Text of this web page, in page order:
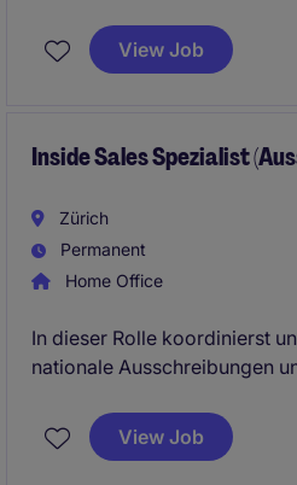
des affaires institutionnelles,
gouvernance de l'Université
View Job
Inside Sales Spezialist
Zürich
Permanent
Home Office
In dieser Rolle koordinierst
nationale Ausschreibungen
bis zur termingerechten
Schnittstelle arbeitest du eng
View Job